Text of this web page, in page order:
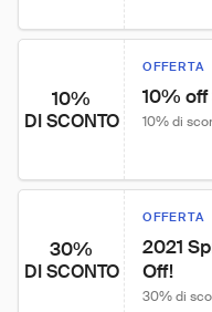
10%
DI SCONTO
OFFERTA
10%
10% di
30%
DI SCONTO
OFFERTA
2021
Off!
30% di